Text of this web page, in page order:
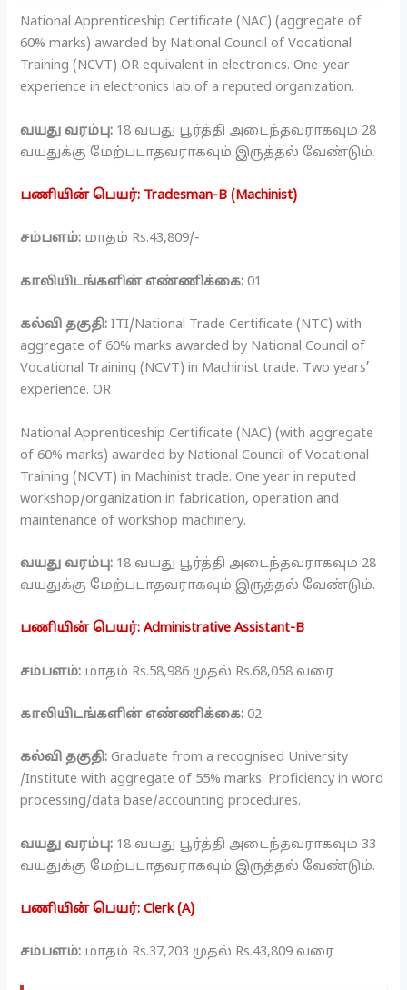
National Apprenticeship Certificate (NAC) (aggregate of
60% marks) awarded by National Council of Vocational
Training (NCVT) OR equivalent in electronics. One-year
experience in electronics lab of a reputed organization.
வயது வரம்பு: 18 வயது பூர்த்தி அடைந்தவராகவும் 28
வயதுக்கு மேற்படாதவராகவும் இருத்தல் வேண்டும்.
பணியின் பெயர்: Tradesman-B (Machinist)
சம்பளம்: மாதம் Rs.43,809/-
காலியிடங்களின் எண்ணிக்கை: 01
கல்வி தகுதி: ITI/National Trade Certificate (NTC) with
aggregate of 60% marks awarded by National Council of
Vocational Training (NCVT) in Machinist trade. Two years’
experience. OR
National Apprenticeship Certificate (NAC) (with aggregate
of 60% marks) awarded by National Council of Vocational
Training (NCVT) in Machinist trade. One year in reputed
workshop/organization in fabrication, operation and
maintenance of workshop machinery.
வயது வரம்பு: 18 வயது பூர்த்தி அடைந்தவராகவும் 28
வயதுக்கு மேற்படாதவராகவும் இருத்தல் வேண்டும்.
பணியின் பெயர்: Administrative Assistant-B
சம்பளம்: மாதம் Rs.58,986 முதல் Rs.68,058 வரை
காலியிடங்களின் எண்ணிக்கை: 02
கல்வி தகுதி: Graduate from a recognised University
/Institute with aggregate of 55% marks. Proficiency in word
processing/data base/accounting procedures.
வயது வரம்பு: 18 வயது பூர்த்தி அடைந்தவராகவும் 33
வயதுக்கு மேற்படாதவராகவும் இருத்தல் வேண்டும்.
பணியின் பெயர்: Clerk (A)
சம்பளம்: மாதம் Rs.37,203 முதல் Rs.43,809 வரை